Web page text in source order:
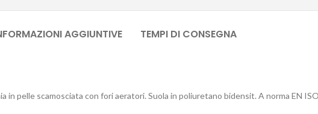
AGGIUNTIVE TEMPI DI CONSEGNA
pelle scamosciata con fori aeratori. Suola in poliuretano bidensit. A norma EN